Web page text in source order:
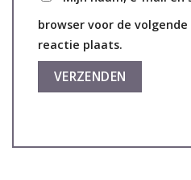
browser voor de
reactie plaats.